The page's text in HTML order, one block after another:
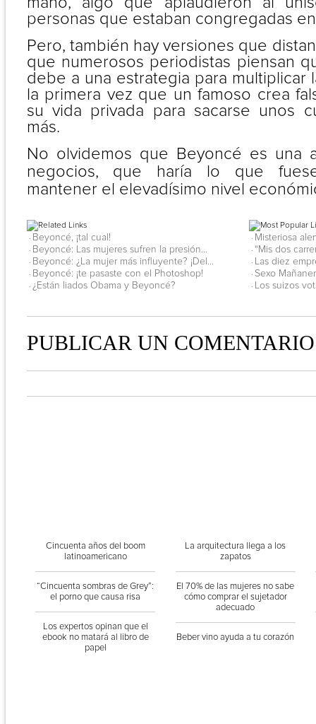
personas que estaban congregadas
Pero, también hay versiones que
que numerosos periodistas piensan
debe a una estrategia para multiplicar
la primera vez que un famoso crea
su vida privada para sacarse unos
más.
No olvidemos que Beyoncé es una
negocios, que haría lo que
mantener el elevadísimo nivel
· Beyoncé, ¡tal cual!
· Beyoncé: Las mujeres sufren la presión...
· Beyoncé: ¿La mujer más influyente? ¡Del...
· Beyoncé: ¡te pasaste con el Photoshop!
· ¿Están liados Obama y Beyoncé?
· Misteriosa
· “Mis dos
· Las diez
· Sexo
· Los suizos
PUBLICAR UN COMENTARIO
Cincuenta años del boom
latinoamericano
“Cincuenta sombras de Grey”:
el porno que causa risa
Los expertos opinan que el
ebook no matará al libro de
papel
La arquitectura llega a los
zapatos
El 70% de las mujeres no sabe
cómo comprar el sujetador
adecuado
Beber vino ayuda a tu corazón